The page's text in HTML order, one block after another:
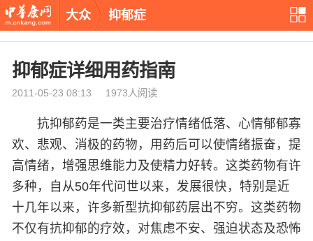
大众 抑郁症
抑郁症详细用药指南
2011-05-23 08:13 1973人阅读
抗抑郁药是一类主要治疗情绪低落、心情郁郁寡
欢、悲观、消极的药物，用药后可以使情绪振奋，提
高情绪，增强思维能力及使精力好转。这类药物有许
多种，自从50年代问世以来，发展很快，特别是近
十几年以来，许多新型抗抑郁药层出不穷。这类药物
不仅有抗抑郁的疗效，对焦虑不安、强迫状态及恐怖